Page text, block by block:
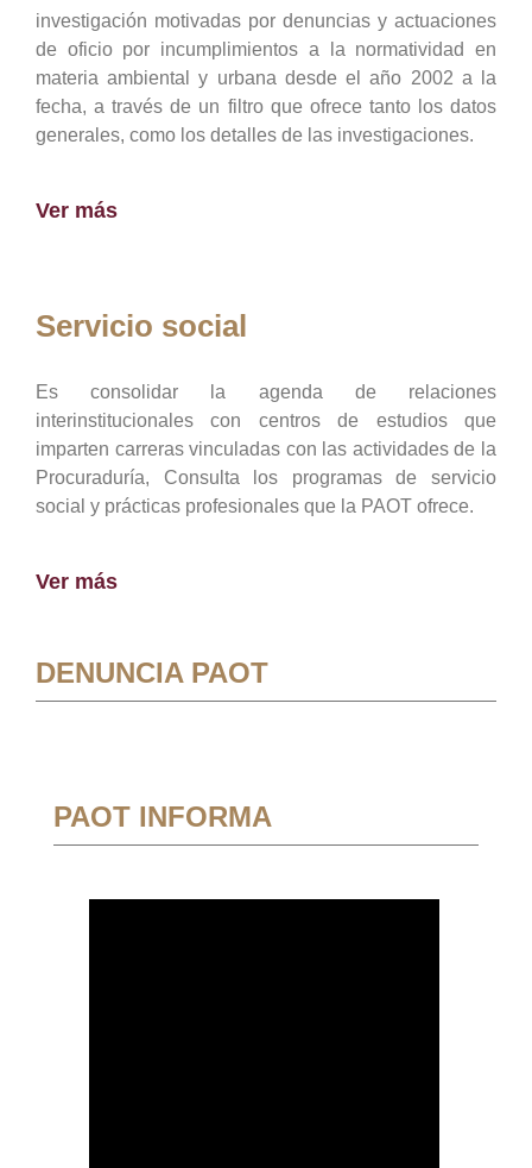
investigación motivadas por denuncias y actuaciones
de oficio por incumplimientos a la normatividad en
materia ambiental y urbana desde el año 2002 a la
fecha, a través de un filtro que ofrece tanto los datos
generales, como los detalles de las investigaciones.
Ver más
Servicio social
Es consolidar la agenda de relaciones
interinstitucionales con centros de estudios que
imparten carreras vinculadas con las actividades de la
Procuraduría, Consulta los programas de servicio
social y prácticas profesionales que la PAOT ofrece.
Ver más
DENUNCIA PAOT
PAOT INFORMA